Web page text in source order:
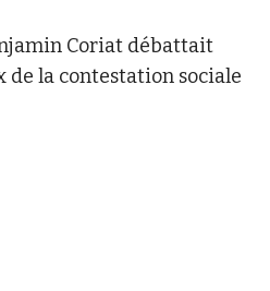
Coriat débattait
de la contestation sociale